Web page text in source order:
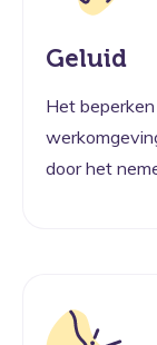
Geluid
Het
door het